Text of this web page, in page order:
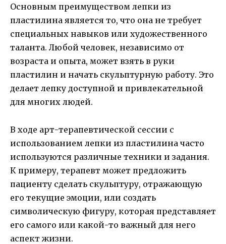
Основным преимуществом лепки из
пластилина является то, что она не требует
специальных навыков или художественного
таланта. Любой человек, независимо от
возраста и опыта, может взять в руки
пластилин и начать скульптурную работу. Это
делает лепку доступной и привлекательной
для многих людей.
В ходе арт-терапевтической сессии с
использованием лепки из пластилина часто
используются различные техники и задания.
К примеру, терапевт может предложить
пациенту сделать скульптуру, отражающую
его текущие эмоции, или создать
символическую фигуру, которая представляет
его самого или какой-то важный для него
аспект жизни.